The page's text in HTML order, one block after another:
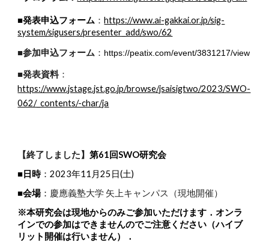
■発表申込フォーム ： https://www.ai-gakkai.or.jp/sig-
system/sigusers/presenter_add/swo/62
■参加申込フォーム ： https://peatix.com/event/3831217/view
■発表資料 ：
https://www.jstage.jst.go.jp/browse/jsaisigtwo/2023/SWO-
062/_contents/-char/ja
【終了しました】第61回SWO研究会
■日時 ：2023年11月25日(土)
■会場 ： 慶應義塾大学 矢上キャンパス（現地開催）
※本研究会は現地からのみご参加いただけます．オンラ
インでの参加はできませんのでご注意ください（ハイブ
リット開催は行いません）．